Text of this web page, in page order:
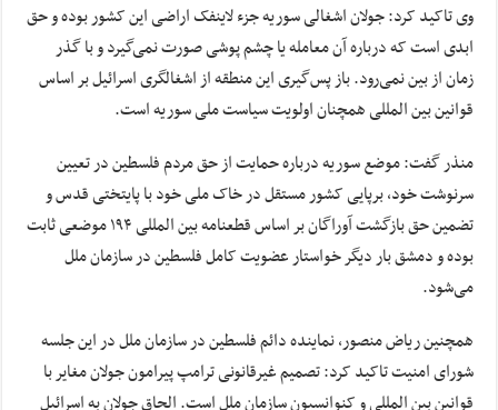
وی تاکید کرد: جولان اشغالی سوریه جزء لاینفک اراضی این کشور بوده و حق
ابدی است که درباره آن معامله‌ یا چشم پوشی صورت نمی‌گیرد و با گذر
زمان از بین نمی‌رود. باز پس‌گیری این منطقه از اشغالگری اسرائیل بر اساس
قوانین بین المللی همچنان اولویت سیاست ملی سوریه است.
منذر گفت: موضع سوریه درباره حمایت از حق مردم فلسطین در تعیین
سرنوشت خود، برپایی کشور مستقل در خاک ملی خود با پایتختی قدس و
تضمین حق بازگشت آوراگان بر اساس قطعنامه بین المللی ۱۹۴ موضعی ثابت
بوده و دمشق بار دیگر خواستار عضویت کامل فلسطین در سازمان ملل
می‌شود.
همچنین ریاض منصور، نماینده دائم فلسطین در سازمان ملل در این جلسه
شورای امنیت تاکید کرد: تصمیم غیرقانونی ترامپ پیرامون جولان مغایر با
قوانین بین المللی و کنوانسیون سازمان ملل است. الحاق جولان به اسرائیل